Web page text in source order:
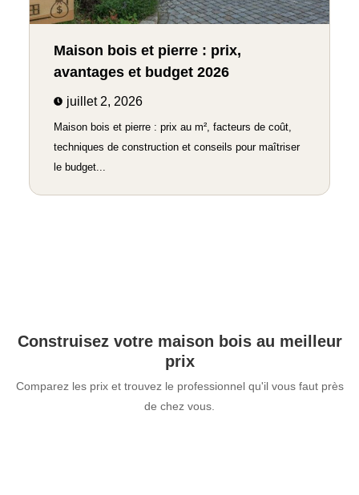
Maison bois et pierre : prix,
avantages et budget 2026
juillet 2, 2026
Maison bois et pierre : prix au m², facteurs de coût,
techniques de construction et conseils pour maîtriser
le budget...
Construisez votre maison bois au meilleur
prix
Comparez les prix et trouvez le professionnel qu'il vous faut près
de chez vous.